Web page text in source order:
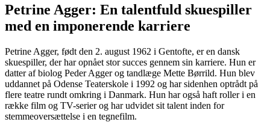
Petrine Agger: En talentfuld skuespiller
med en imponerende karriere
Petrine Agger, født den 2. august 1962 i Gentofte, er en dansk
skuespiller, der har opnået stor succes gennem sin karriere. Hun er
datter af biolog Peder Agger og tandlæge Mette Børrild. Hun blev
uddannet på Odense Teaterskole i 1992 og har sidenhen optrådt på
flere teatre rundt omkring i Danmark. Hun har også haft roller i en
række film og TV-serier og har udvidet sit talent inden for
stemmeoversættelse i en tegnefilm.